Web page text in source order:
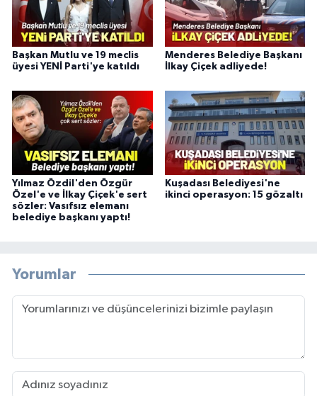
Başkan Mutlu ve 19 meclis
üyesi YENİ Parti'ye katıldı
Menderes Belediye Başkanı
İlkay Çiçek adliyede!
Yılmaz Özdil'den Özgür
Özel'e ve İlkay Çiçek'e sert
sözler: Vasıfsız elemanı
belediye başkanı yaptı!
Kuşadası Belediyesi'ne
ikinci operasyon: 15 gözaltı
Yorumlar